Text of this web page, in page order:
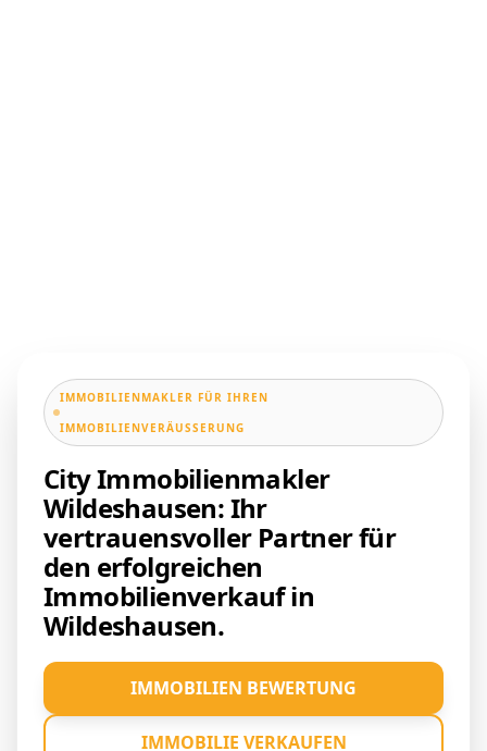
IMMOBILIENMAKLER FÜR IHREN
IMMOBILIENVERÄUSSERUNG
City Immobilienmakler
Wildeshausen: Ihr
vertrauensvoller Partner für
den erfolgreichen
Immobilienverkauf in
Wildeshausen.
IMMOBILIEN BEWERTUNG
IMMOBILIE VERKAUFEN